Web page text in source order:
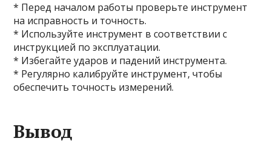
* Перед началом работы проверьте инструмент
на исправность и точность.
* Используйте инструмент в соответствии с
инструкцией по эксплуатации.
* Избегайте ударов и падений инструмента.
* Регулярно калибруйте инструмент, чтобы
обеспечить точность измерений.
Вывод